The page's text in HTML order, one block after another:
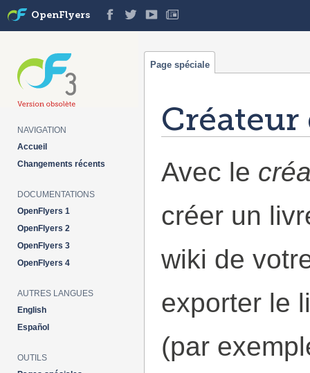
Avec le
créer un
wiki de
exporter le
(par
Page spéciale
OpenFlyers
NAVIGATION
Accueil
Changements récents
DOCUMENTATIONS
OpenFlyers 1
OpenFlyers 2
OpenFlyers 3
OpenFlyers 4
AUTRES LANGUES
English
Español
OUTILS